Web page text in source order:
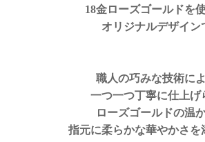
18金ローズゴールドを
オリジナルデザイン
職人の巧みな技術に
一つ一つ丁寧に仕上げ
ローズゴールドの温
指元に柔らかな華やかさを